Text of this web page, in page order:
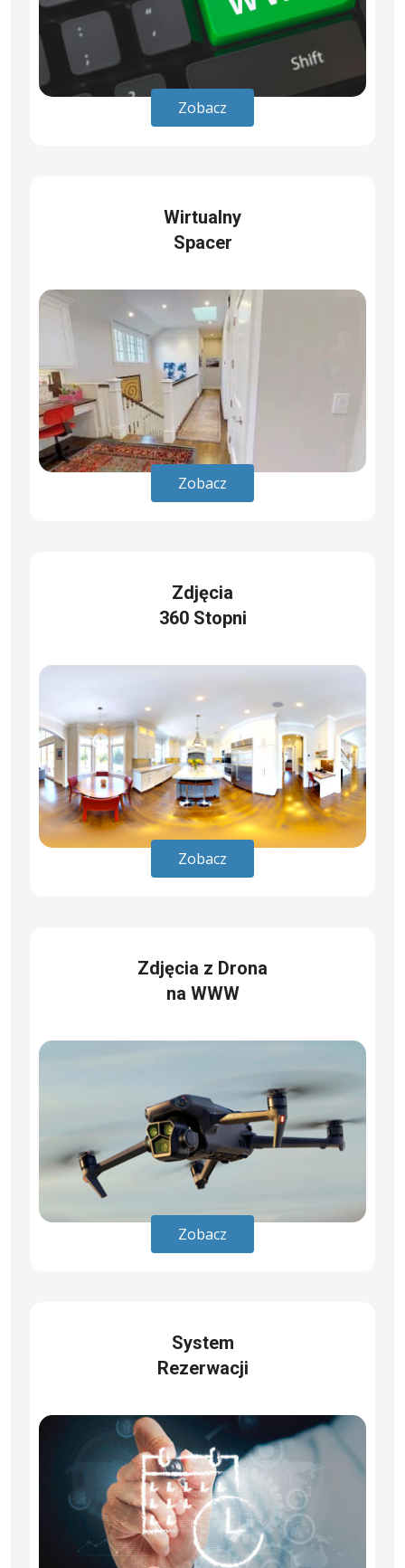
Zobacz
Wirtualny
Spacer
Zobacz
Zdjęcia
360 Stopni
Zobacz
Zdjęcia z Drona
na WWW
Zobacz
System
Rezerwacji